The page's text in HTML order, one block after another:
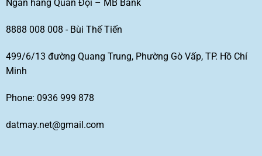
Ngân hàng Quân Đội – MB Bank
8888 008 008 - Bùi Thế Tiến
499/6/13 đường Quang Trung, Phường Gò Vấp, TP. Hồ Chí
Minh
Phone: 0936 999 878
datmay.net@gmail.com